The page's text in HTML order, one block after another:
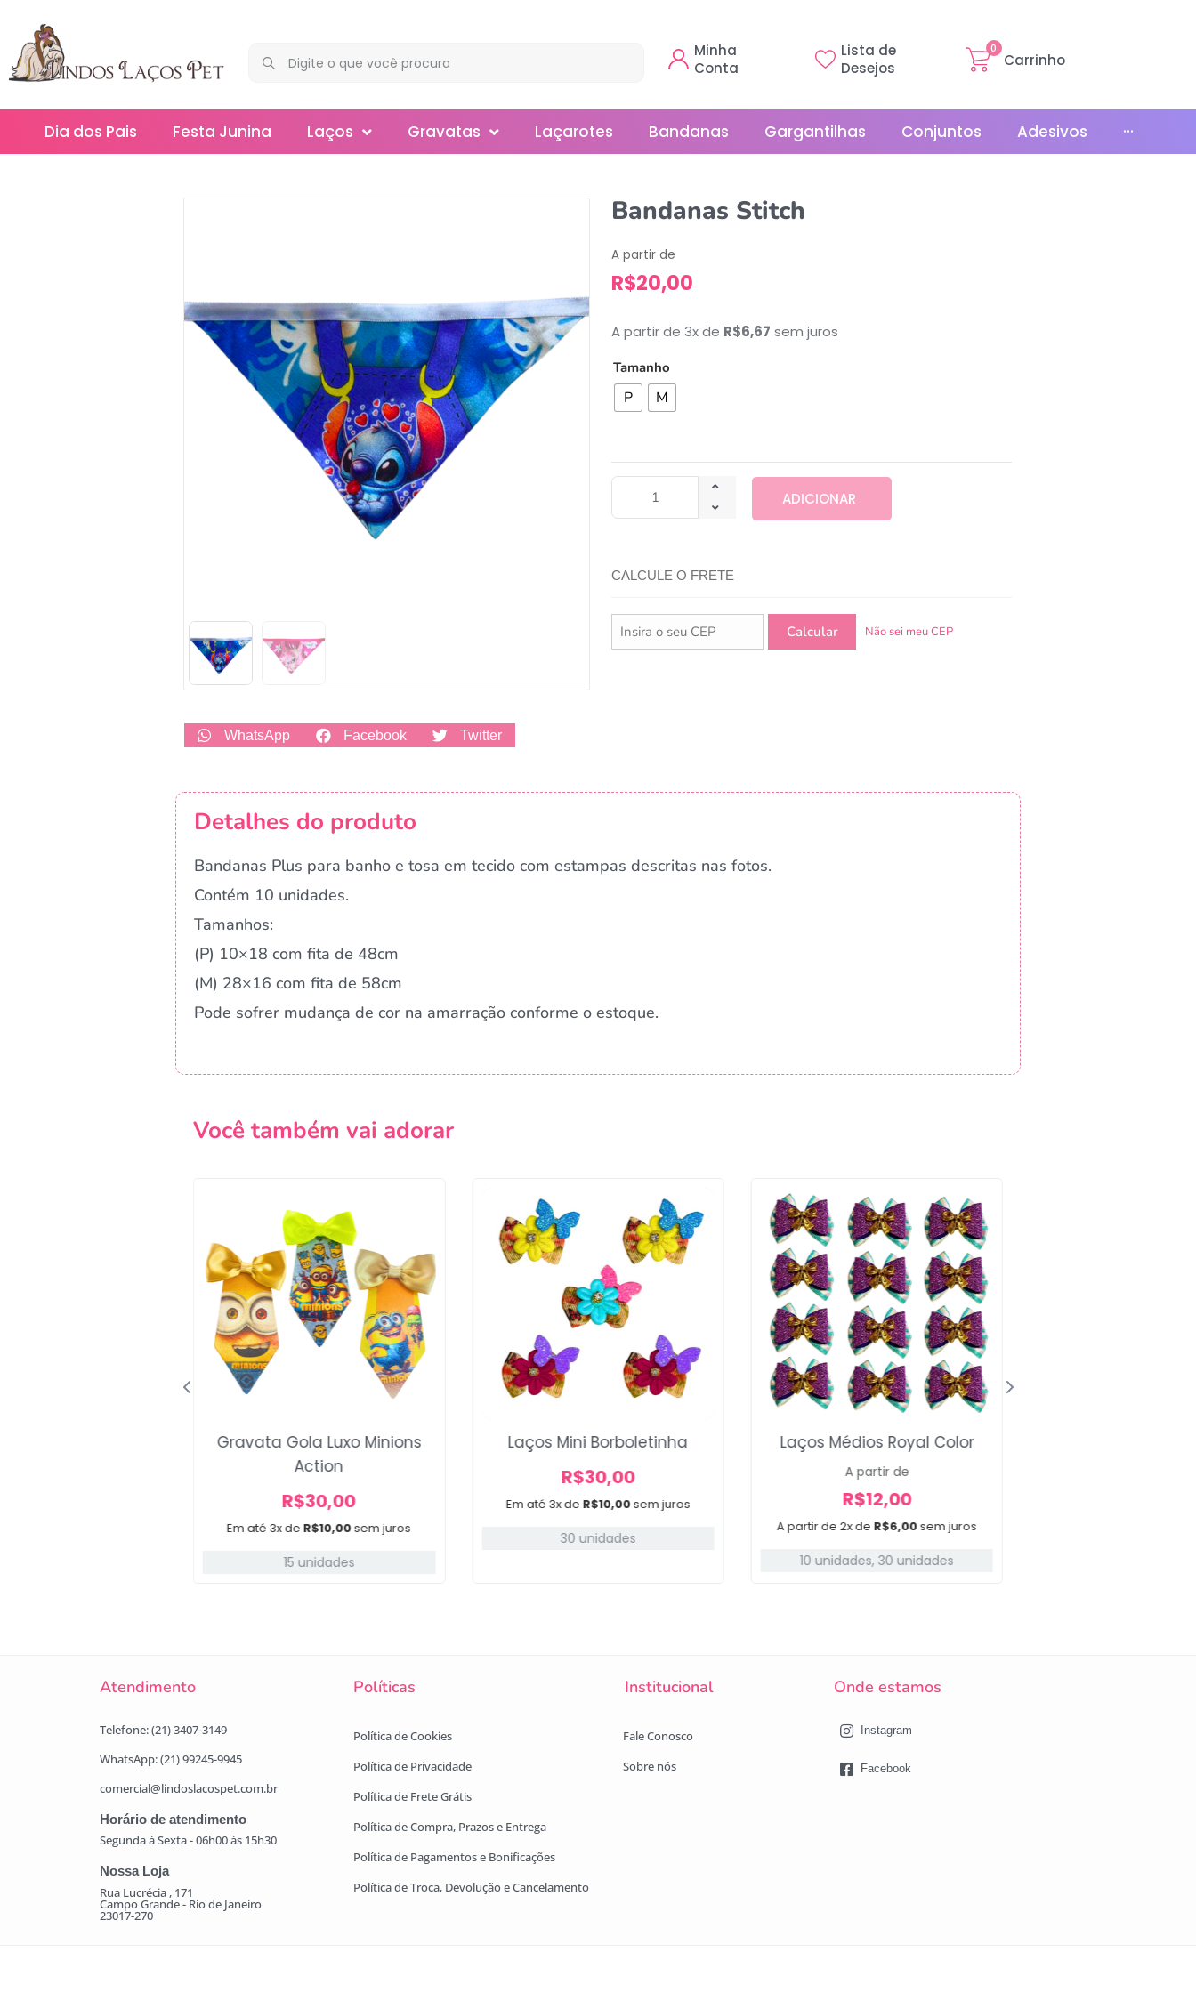
Minha
Conta
Lista de
Desejos
Carrinho
0
Dia dos Pais Festa Junina Laços
Mini
Slim
Splash
Gravatas
Smoking
Laçarotes Bandanas Gargantilhas Conjuntos Adesivos ···
WhatsApp Facebook Twitter
Bandanas Stitch
A partir de
R$20,00
A partir de 3x de R$6,67 sem juros
Tamanho
P M
ADICIONAR
CALCULE O FRETE
Não sei meu CEP
Detalhes do produto
Bandanas Plus para banho e tosa em tecido com estampas descritas nas fotos.
Contém 10 unidades.
Tamanhos:
(P) 10×18 com fita de 48cm
(M) 28×16 com fita de 58cm
Pode sofrer mudança de cor na amarração conforme o estoque.
Você também vai adorar
Em até 3x deR$10,00sem juros
Gravata Gola Luxo Minions
Action
R$30,00
15 unidades
Em até 3x de R$10,00sem juros
Laços Mini Borboletinha
R$30,00
30 unidades
A partir de 2x de R$6,00sem juros
Laços Médios Royal Color
A partir de
R$12,00
10 unidades, 30 unidades
Atendimento Políticas Institucional Onde estamos
Telefone: (21) 3407-3149
WhatsApp: (21) 99245-9945
comercial@lindoslacospet.com.br
Horário de atendimento
Segunda à Sexta - 06h00 às 15h30
Nossa Loja
Rua Lucrécia , 171
Campo Grande - Rio de Janeiro
23017-270
Política de Cookies
Política de Privacidade
Política de Frete Grátis
Política de Compra, Prazos e Entrega
Política de Pagamentos e Bonificações
Política de Troca, Devolução e Cancelamento
Fale Conosco
Sobre nós
Instagram
Facebook
Campanha lançada com sucesso!